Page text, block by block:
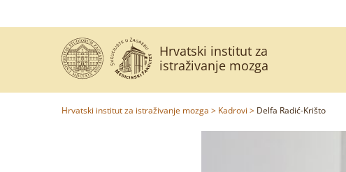
Hrvatski institut za
istraživanje mozga
Hrvatski institut za istraživanje mozga > Kadrovi > Delfa Radić-Krišto